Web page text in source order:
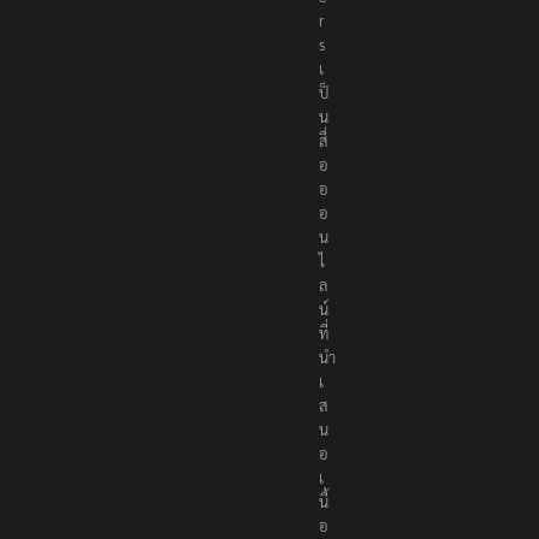
r
s
เ
ป็
น
สื่
อ
อ
อ
น
ไ
ล
น์
ที่
นำ
เ
ส
น
อ
เ
นื้
อ